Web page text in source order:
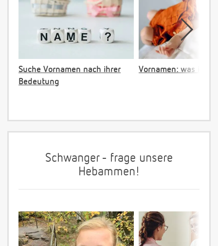
Suche Vornamen nach ihrer
Bedeutung
Vornamen: was ist
Schwanger - frage unsere
Hebammen!